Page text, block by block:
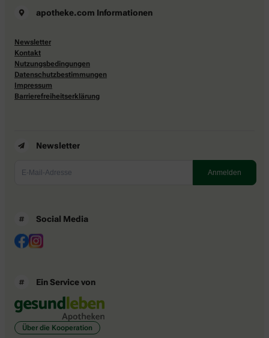
apotheke.com Informationen
Newsletter
Kontakt
Nutzungsbedingungen
Datenschutzbestimmungen
Impressum
Barrierefreiheitserklärung
Newsletter
Social Media
Ein Service von
Über die Kooperation